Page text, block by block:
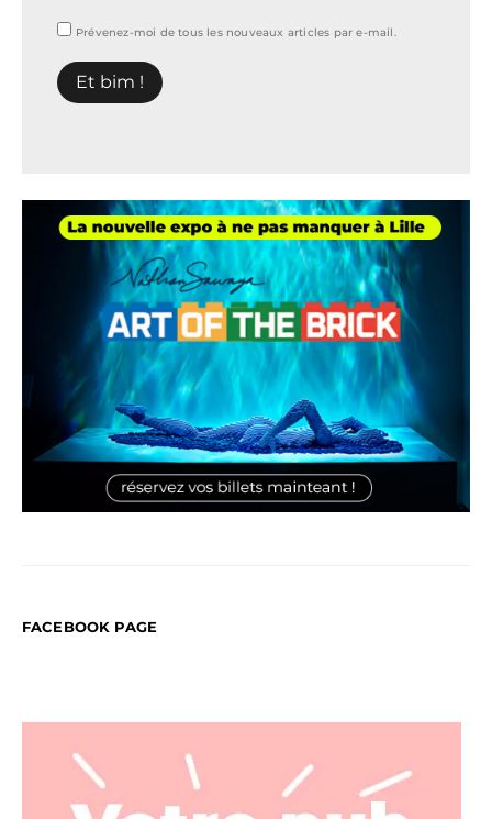
Prévenez-moi de tous les nouveaux articles par e-mail.
FACEBOOK PAGE